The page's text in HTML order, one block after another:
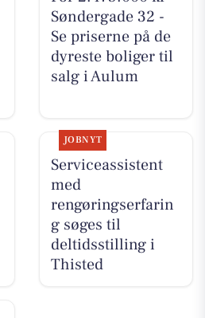
Søndergade 32 -
Se priserne på de
dyreste boliger til
salg i Aulum
JOBNYT
Serviceassistent
med
rengøringserfarin
g søges til
deltidsstilling i
Thisted